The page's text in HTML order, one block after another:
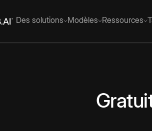
Des solutions Modèles Ressources